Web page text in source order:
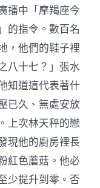
播中「摩羯座今
的指令。數百名
，他們的鞋子裡
八十七？」張水
知道這代表著什
已久、無處安放
上次林天秤的戀
現他的廚房裡長
紅色蘑菇。他必
少提升到零。否